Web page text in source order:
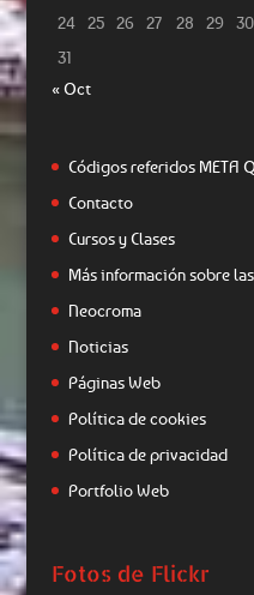
24
25 26 27 28 29
30
31
« Oct
Códigos referidos META
Contacto
Cursos y Clases
Más información sobre
Neocroma
Noticias
Páginas Web
Política de cookies
Política de privacidad
Portfolio Web
Fotos de Flickr